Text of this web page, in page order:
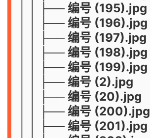
│ │ ├── 编号 (195).jpg
│ │ ├── 编号 (196).jpg
│ │ ├── 编号 (197).jpg
│ │ ├── 编号 (198).jpg
│ │ ├── 编号 (199).jpg
│ │ ├── 编号 (2).jpg
│ │ ├── 编号 (20).jpg
│ │ ├── 编号 (200).jpg
│ │ ├── 编号 (201).jpg